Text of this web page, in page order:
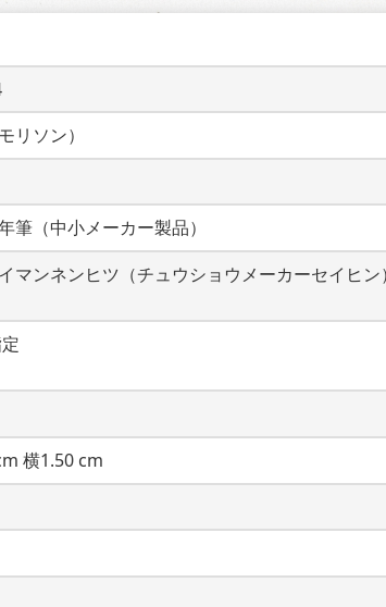
リソン）
筆（中小メーカー製品）
マンネンヒツ（チュウショウメーカーセイヒン）
横1.50 cm